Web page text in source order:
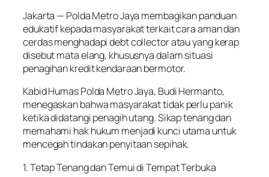
Jakarta — Polda Metro Jaya membagikan panduan
edukatif kepada masyarakat terkait cara aman dan
cerdas menghadapi debt collector atau yang kerap
disebut mata elang, khususnya dalam situasi
penagihan kredit kendaraan bermotor.
Kabid Humas Polda Metro Jaya, Budi Hermanto,
menegaskan bahwa masyarakat tidak perlu panik
ketika didatangi penagih utang. Sikap tenang dan
memahami hak hukum menjadi kunci utama untuk
mencegah tindakan penyitaan sepihak.
1. Tetap Tenang dan Temui di Tempat Terbuka